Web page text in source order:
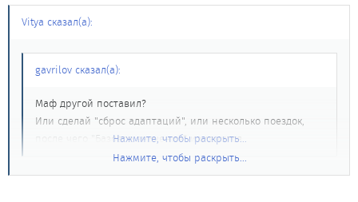
Vitya сказал(а):
gavrilov сказал(а):
Маф другой поставил?
Или сделай "сброс адаптаций", или несколько поездок,
после чего "Базовое значение" изменится.
Нажмите, чтобы раскрыть...
Нажмите, чтобы раскрыть...